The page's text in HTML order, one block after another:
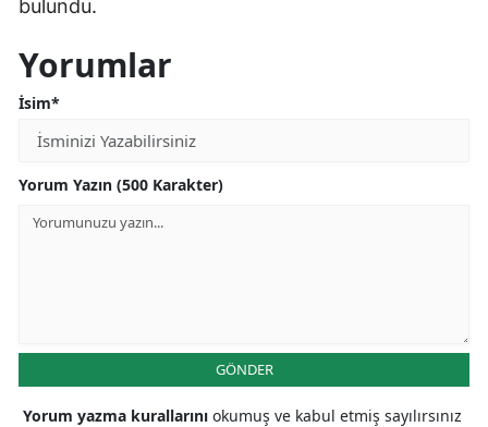
Nevşehir
bulundu.
Yorumlar
İsim*
Yorum Yazın (500 Karakter)
GÖNDER
Yorum yazma kurallarını okumuş ve kabul etmiş sayılırsınız